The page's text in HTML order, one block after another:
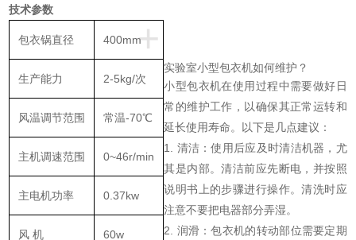
技术参数
+
包衣锅直径 400mm
生产能力 2-5kg/次
风温调节范围 常温-70℃
主机调速范围 0~46r/min
主电机功率 0.37kw
风 机 60w
实验室小型包衣机如何维护？
小型包衣机在使用过程中需要做好日
常的维护工作，以确保其正常运转和
延长使用寿命。以下是几点建议：
1. 清洁：使用后应及时清洁机器，尤
其是内部。清洁前应先断电，并按照
说明书上的步骤进行操作。清洗时应
注意不要把电器部分弄湿。
2. 润滑：包衣机的转动部位需要定期